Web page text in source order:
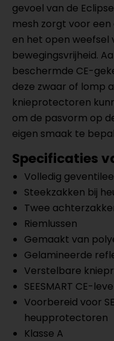
gevoel van de
mesh zorgt voor
en het open weefsel
bewegingsvrijheid.
beschermde CE-
deze zwaar of lomp
knieprotectoren
om de pasvorm op
eigen smaak te
Specificaties
Volledig
Steekzakken bij
Twee
Riemlussen
Gemaakt van
Gelamineerde
Verstelbare
SEESMART CE-
Voorbereid voor
heupprotectoren
Klasse A